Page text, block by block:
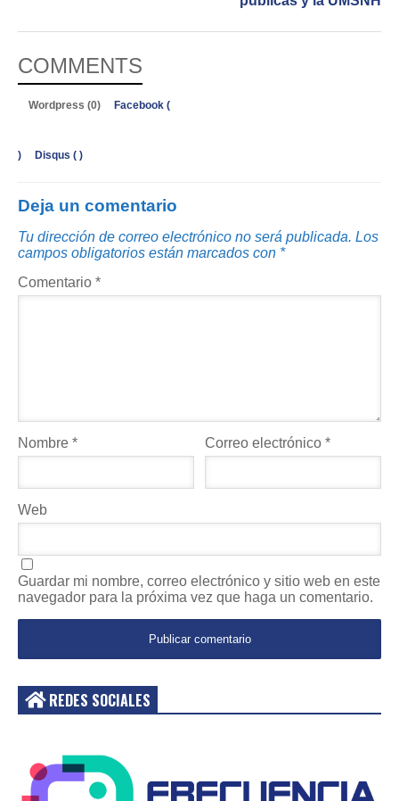
COMMENTS
Wordpress (0) Facebook (
) Disqus ( )
Deja un comentario
Tu dirección de correo electrónico no será publicada. Los
campos obligatorios están marcados con *
Comentario *
Nombre * Correo electrónico*
Web
Guardar mi nombre, correo electrónico y sitio web en este
navegador para la próxima vez que haga un comentario.
REDES SOCIALES